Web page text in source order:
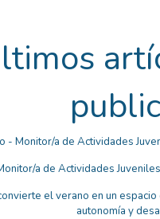
- Monitor/a de Actividades
a de Actividades
el verano en un
autonomía y